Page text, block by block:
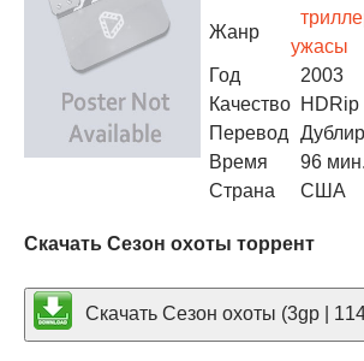
Жанр
ужасы
Год
2003
Качество HDRip
Перевод
Время
96 мин.
Страна
США
Скачать Сезон охоты торрент
Скачать Сезон охоты (3gp |